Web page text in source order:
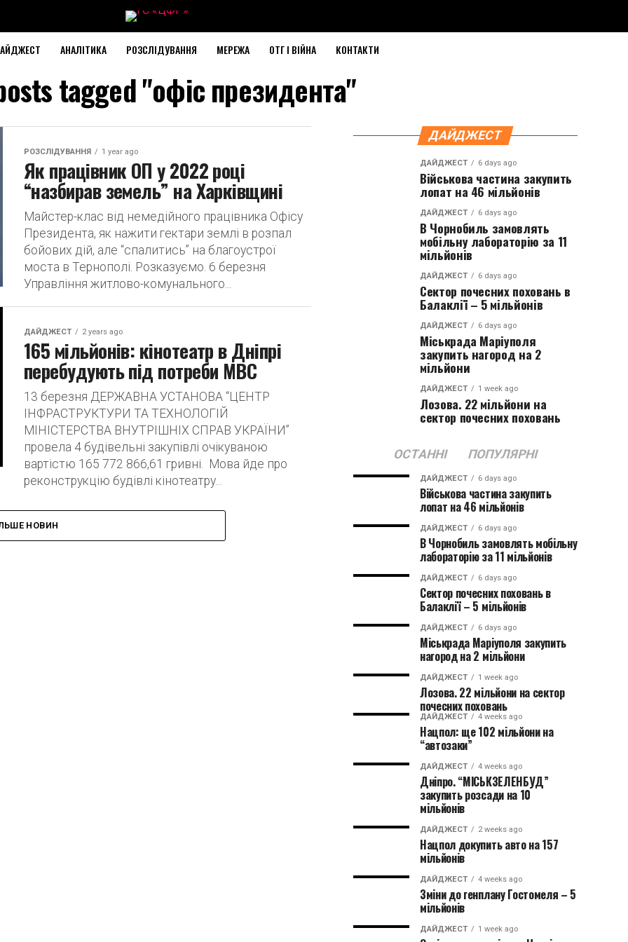
АНАЛІТИКА РОЗСЛІДУВАННЯ МЕРЕЖА ОТГ І ВІЙНА КОНТАКТИ
tagged "офіс президента"
РОЗСЛІДУВАННЯ 1 year ago
Як працівник ОП у 2022 році
“назбирав земель” на Харківщині
Майстер-клас від немедійного працівника Офісу
Президента, як нажити гектари землі в розпал
бойових дій, але “спалитись” на благоустрої
моста в Тернополі. Розказуємо. 6 березня
Управління житлово-комунального...
ДАЙДЖЕСТ 2 years ago
165 мільйонів: кінотеатр в Дніпрі
перебудують під потреби МВС
13 березня ДЕРЖАВНА УСТАНОВА “ЦЕНТР
ІНФРАСТРУКТУРИ ТА ТЕХНОЛОГІЙ
МІНІСТЕРСТВА ВНУТРІШНІХ СПРАВ УКРАЇНИ”
провела 4 будівельні закупівлі очікуваною
вартістю 165 772 866,61 гривні. Мова йде про
реконструкцію будівлі кінотеатру...
НОВИН
ДАЙДЖЕСТ
ДАЙДЖЕСТ 6 days ago
Військова частина закупить
лопат на 46 мільйонів
ДАЙДЖЕСТ 6 days ago
В Чорнобиль замовлять
мобільну лабораторію за 11
мільйонів
ДАЙДЖЕСТ 6 days ago
Сектор почесних поховань в
Балаклії – 5 мільйонів
ДАЙДЖЕСТ 6 days ago
Міськрада Маріуполя
закупить нагород на 2
мільйони
ДАЙДЖЕСТ 1 week ago
Лозова. 22 мільйони на
сектор почесних поховань
ОСТАННІ ПОПУЛЯРНІ
ДАЙДЖЕСТ 6 days ago
Військова частина закупить
лопат на 46 мільйонів
ДАЙДЖЕСТ 6 days ago
В Чорнобиль замовлять мобільну
лабораторію за 11 мільйонів
ДАЙДЖЕСТ 6 days ago
Сектор почесних поховань в
Балаклії – 5 мільйонів
ДАЙДЖЕСТ 6 days ago
Міськрада Маріуполя закупить
нагород на 2 мільйони
ДАЙДЖЕСТ 1 week ago
Лозова. 22 мільйони на сектор
почесних поховань
ДАЙДЖЕСТ 4 weeks ago
Нацпол: ще 102 мільйони на
“автозаки”
ДАЙДЖЕСТ 4 weeks ago
Дніпро. “МІСЬКЗЕЛЕНБУД”
закупить розсади на 10
мільйонів
ДАЙДЖЕСТ 2 weeks ago
Нацпол докупить авто на 157
мільйонів
ДАЙДЖЕСТ 4 weeks ago
Зміни до генплану Гостомеля – 5
мільйонів
ДАЙДЖЕСТ 1 week ago